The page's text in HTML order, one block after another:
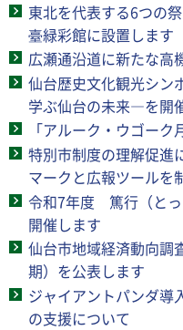
東北を代表する6つの
臺緑彩館に設置します
広瀬通沿道に新たな高
仙台歴史文化観光シ
学ぶ仙台の未来―を開
「アルーク・ウゴー
特別市制度の理解促進
マークと広報ツールを
令和7年度 篤行（とっ
開催します
仙台市地域経済動向調
期）を公表します
ジャイアントパンダ導
の支援について